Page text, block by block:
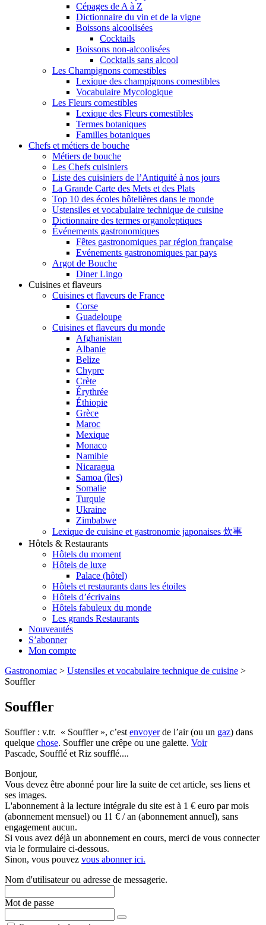
Cépages de A à Z
Dictionnaire du vin et de la vigne
Boissons alcoolisées
Cocktails
Boissons non-alcoolisées
Cocktails sans alcool
Les Champignons comestibles
Lexique des champignons comestibles
Vocabulaire Mycologique
Les Fleurs comestibles
Lexique des Fleurs comestibles
Termes botaniques
Familles botaniques
Chefs et métiers de bouche
Métiers de bouche
Les Chefs cuisiniers
Liste des cuisiniers de l’Antiquité à nos jours
La Grande Carte des Mets et des Plats
Top 10 des écoles hôtelières dans le monde
Ustensiles et vocabulaire technique de cuisine
Dictionnaire des termes organoleptiques
Événements gastronomiques
Fêtes gastronomiques par région française
Evénements gastronomiques par pays
Argot de Bouche
Diner Lingo
Cuisines et flaveurs
Cuisines et flaveurs de France
Corse
Guadeloupe
Cuisines et flaveurs du monde
Afghanistan
Albanie
Belize
Chypre
Crète
Érythrée
Éthiopie
Grèce
Maroc
Mexique
Monaco
Namibie
Nicaragua
Samoa (îles)
Somalie
Turquie
Ukraine
Zimbabwe
Lexique de cuisine et gastronomie japonaises 炊事
Hôtels & Restaurants
Hôtels du moment
Hôtels de luxe
Palace (hôtel)
Hôtels et restaurants dans les étoiles
Hôtels d’écrivains
Hôtels fabuleux du monde
Les grands Restaurants
Nouveautés
S’abonner
Mon compte
Gastronomiac > Ustensiles et vocabulaire technique de cuisine >
Souffler
Souffler
Souffler : v.tr. « Souffler », c’est envoyerde l’air (ou un gaz) dans
quelque chose. Souffler une crêpe ou une galette. Voir
Pascade, Soufflé et Riz soufflé....
Bonjour,
Vous devez être abonné pour lire la suite de cet article, ses liens et
ses images.
L'abonnement à la lecture intégrale du site est à 1 € euro par mois
(abonnement mensuel) ou 11 € / an (abonnement annuel), sans
engagement aucun.
Si vous avez déjà un abonnement en cours, merci de vous connecter
via le formulaire ci-dessous.
Sinon, vous pouvez vous abonner ici.
Nom d'utilisateur ou adresse de messagerie.
Mot de passe